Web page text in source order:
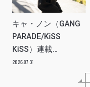
キャ・ノン（GANG
PARADE/KiSS
KiSS）連載
vol.112「特別企画
2026.07.31